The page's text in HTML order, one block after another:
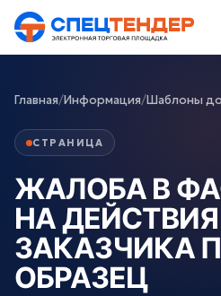
Главная/Информация/Шаблоны
СТРАНИЦА
ЖАЛОБА В
НА ДЕЙСТВИЯ
ЗАКАЗЧИКА
ОБРАЗЕЦ